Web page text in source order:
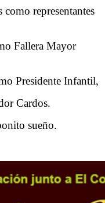
representantes
Fallera Mayor
Presidente Infantil,
Cardos.
sueño.